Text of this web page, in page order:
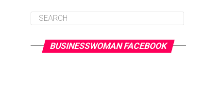
BUSINESSWOMAN FACEBOOK